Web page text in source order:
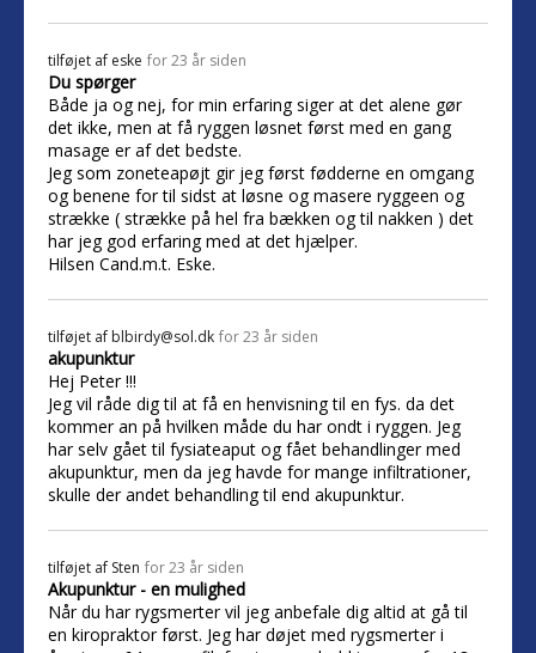
tilføjet af eske for 23 år siden
Du spørger
Både ja og nej, for min erfaring siger at det alene gør
det ikke, men at få ryggen løsnet først med en gang
masage er af det bedste.
Jeg som zoneteapøjt gir jeg først fødderne en omgang
og benene for til sidst at løsne og masere ryggeen og
strække ( strække på hel fra bækken og til nakken ) det
har jeg god erfaring med at det hjælper.
Hilsen Cand.m.t. Eske.
tilføjet af blbirdy@sol.dk for 23 år siden
akupunktur
Hej Peter !!!
Jeg vil råde dig til at få en henvisning til en fys. da det
kommer an på hvilken måde du har ondt i ryggen. Jeg
har selv gået til fysiateaput og fået behandlinger med
akupunktur, men da jeg havde for mange infiltrationer,
skulle der andet behandling til end akupunktur.
tilføjet af Sten for 23 år siden
Akupunktur - en mulighed
Når du har rygsmerter vil jeg anbefale dig altid at gå til
en kiropraktor først. Jeg har døjet med rygsmerter i